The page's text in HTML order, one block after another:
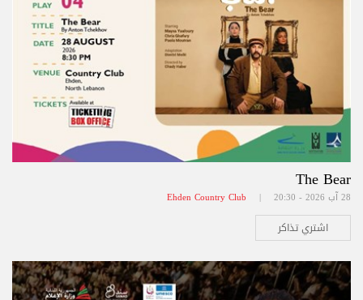
The Bear
28 آب 2026 - 20:30 | Ehden Country Club
اشتري تذاكر